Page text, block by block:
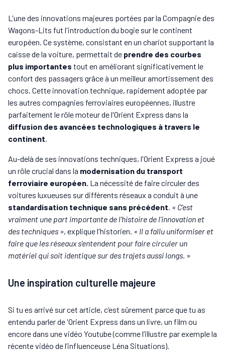
L'une des innovations majeures portées par la Compagnie des
Wagons-Lits fut l'introduction du bogie sur le continent
européen. Ce système, consistant en un chariot supportant la
caisse de la voiture, permettait de prendre des courbes
plus importantes tout en améliorant significativement le
confort des passagers grâce à un meilleur amortissement des
chocs. Cette innovation technique, rapidement adoptée par
les autres compagnies ferroviaires européennes, illustre
parfaitement le rôle moteur de l'Orient Express dans la
diffusion des avancées technologiques à travers le
continent
Au-delà de ses innovations techniques, l'Orient Express a joué
un rôle crucial dans la modernisation du transport
ferroviaire européen. La nécessité de faire circuler des
voitures luxueuses sur différents réseaux a conduit à une
standardisation technique sans précédent « C'est
vraiment une part importante de l'histoire de l'innovation et
des techniques », explique l'historien. « Il a fallu uniformiser et
faire que les réseaux s'entendent pour faire circuler un
matériel qui soit identique sur des trajets aussi longs. »
Une inspiration culturelle majeure
Si tu es arrivé sur cet article, c’est sûrement parce que tu as
entendu parler de 'Orient Express dans un livre, un film ou
encore dans une vidéo Youtube (comme l’illustre par exemple la
récente vidéo de l’influenceuse Léna Situations).